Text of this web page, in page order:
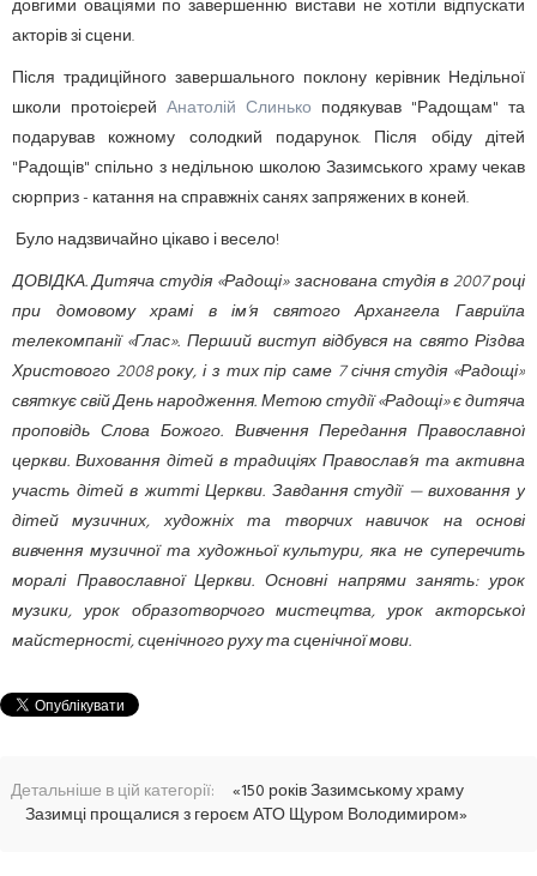
довгими оваціями по завершенню вистави не хотіли відпускати
акторів зі сцени.
Після традиційного завершального поклону керівник Недільної
школи протоієрей Анатолій Слинько подякував "Радощам" та
подарував кожному солодкий подарунок. Після обіду дітей
"Радощів" спільно з недільною школою Зазимського храму чекав
сюрприз - катання на справжніх санях запряжених в коней.
Було надзвичайно цікаво і весело!
ДОВІДКА. Дитяча студія «Радощі» заснована студія в 2007 році
при домовому храмі в ім’я святого Архангела Гавриїла
телекомпанії «Глас». Перший виступ відбувся на свято Різдва
Христового 2008 року, і з тих пір саме 7 січня студія «Радощі»
святкує свій День народження. Метою студії «Радощі» є дитяча
проповідь Слова Божого. Вивчення Передання Православної
церкви. Виховання дітей в традиціях Православ’я та активна
участь дітей в житті Церкви. Завдання студії — виховання у
дітей музичних, художніх та творчих навичок на основі
вивчення музичної та художньої культури, яка не суперечить
моралі Православної Церкви. Основні напрями занять: урок
музики, урок образотворчого мистецтва, урок акторської
майстерності, сценічного руху та сценічної мови.
Детальніше в цій категорії:
«150 років Зазимському храму
Зазимці прощалися з героєм АТО Щуром Володимиром»